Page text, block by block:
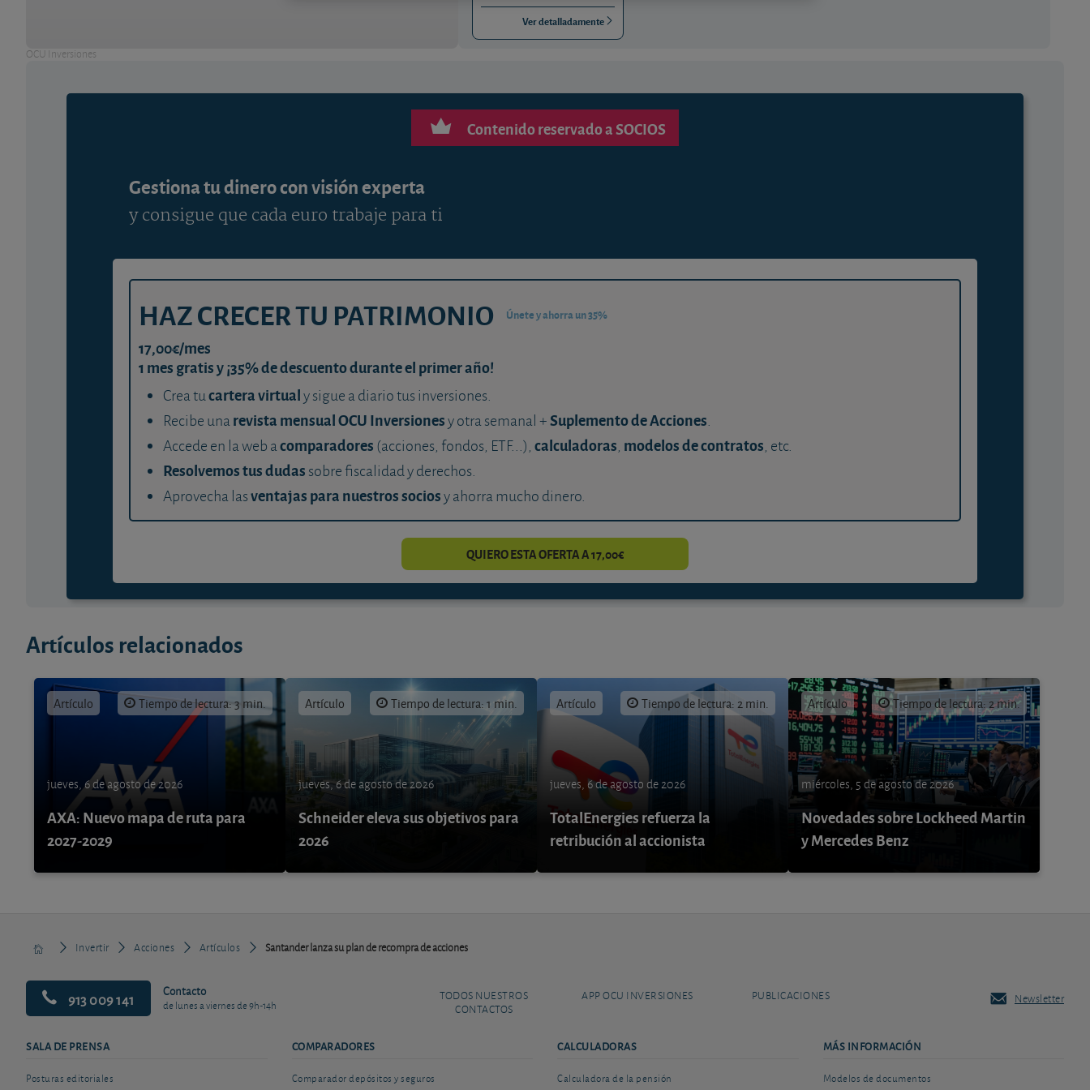
OCU Inversiones
Ver detalladamente
Contenido reservado a SOCIOS
Gestiona tu dinero con visión experta
y consigue que cada euro trabaje para ti
HAZ CRECER TU PATRIMONIO Únete y ahorra un 35%
17,00€/mes
1 mes gratis y ¡35% de descuento durante el primer año!
Crea tucartera virtualy sigue a diario tus inversiones.
Recibe unarevista mensual OCU Inversionesy otra semanal +Suplemento de Acciones.
Accede en la web acomparadores (acciones, fondos, ETF...), calculadoras, modelos de contratos, etc.
Resolvemos tus dudas sobre fiscalidad y derechos.
Aprovecha lasventajas para nuestros sociosy ahorra mucho dinero.
QUIERO ESTA OFERTA A 17,00€
Artículos relacionados
Artículo Tiempo de lectura: 3 min.
jueves, 6 de agosto de 2026
AXA: Nuevo mapa de ruta para
2027-2029
Artículo Tiempo de lectura: 1 min.
jueves, 6 de agosto de 2026
Schneider eleva sus objetivos para
2026
Artículo Tiempo de lectura: 2 min.
jueves, 6 de agosto de 2026
TotalEnergies refuerza la
retribución al accionista
Artículo Tiempo de lectura: 2 min.
miércoles, 5 de agosto de 2026
Novedades sobre Lockheed Martin
y Mercedes Benz
Invertir Acciones Artículos Santander lanza su plan de recompra de acciones
913 009 141 Contacto
de lunes a viernes de 9h-14h
TODOS NUESTROS
CONTACTOS
APP OCU INVERSIONES PUBLICACIONES Newsletter
SALA DE PRENSA
Posturas editoriales
COMPARADORES
Comparador depósitos y seguros
CALCULADORAS
Calculadora de la pensión
MÁS INFORMACIÓN
Modelos de documentos